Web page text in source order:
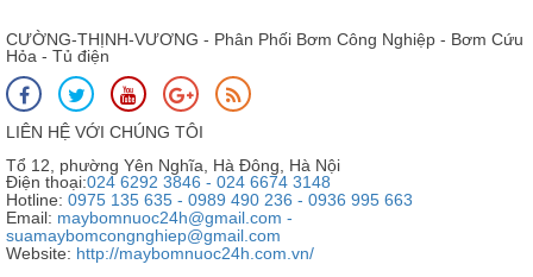
CƯỜNG-THỊNH-VƯƠNG - Phân Phối Bơm Công Nghiệp - Bơm Cứu
Hỏa - Tủ điện
LIÊN HỆ VỚI CHÚNG TÔI
Tổ 12, phường Yên Nghĩa, Hà Đông, Hà Nội
Điện thoại:024 6292 3846 - 024 6674 3148
Hotline: 0975 135 635 - 0989 490 236 - 0936 995 663
Email: maybomnuoc24h@gmail.com -
suamaybomcongnghiep@gmail.com
Website: http://maybomnuoc24h.com.vn/